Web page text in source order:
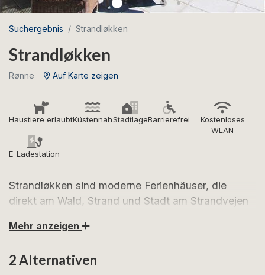
Suchergebnis Strandløkken
Strandløkken
Rønne Auf Karte zeigen
Haustiere erlaubtKüstennahStadtlageBarrierefrei
Kostenloses
WLAN
E-Ladestation
Strandløkken sind moderne Ferienhäuser, die
direkt am Wald, Strand und Stadt am Strandvejen
Ferienhäuser mit einer guten Einrichtung und einer
Mehr anzeigen
2 Alternativen